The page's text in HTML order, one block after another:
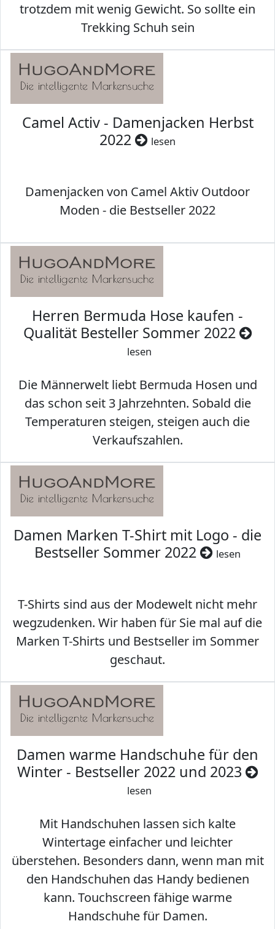
trotzdem mit wenig Gewicht. So sollte ein
Trekking Schuh sein
Camel Activ - Damenjacken Herbst
2022
lesen
Damenjacken von Camel Aktiv Outdoor
Moden - die Bestseller 2022
Herren Bermuda Hose kaufen -
Qualität Besteller Sommer 2022
lesen
Die Männerwelt liebt Bermuda Hosen und
das schon seit 3 Jahrzehnten. Sobald die
Temperaturen steigen, steigen auch die
Verkaufszahlen.
Damen Marken T-Shirt mit Logo - die
Bestseller Sommer 2022
lesen
T-Shirts sind aus der Modewelt nicht mehr
wegzudenken. Wir haben für Sie mal auf die
Marken T-Shirts und Bestseller im Sommer
geschaut.
Damen warme Handschuhe für den
Winter - Bestseller 2022 und 2023
lesen
Mit Handschuhen lassen sich kalte
Wintertage einfacher und leichter
überstehen. Besonders dann, wenn man mit
den Handschuhen das Handy bedienen
kann. Touchscreen fähige warme
Handschuhe für Damen.